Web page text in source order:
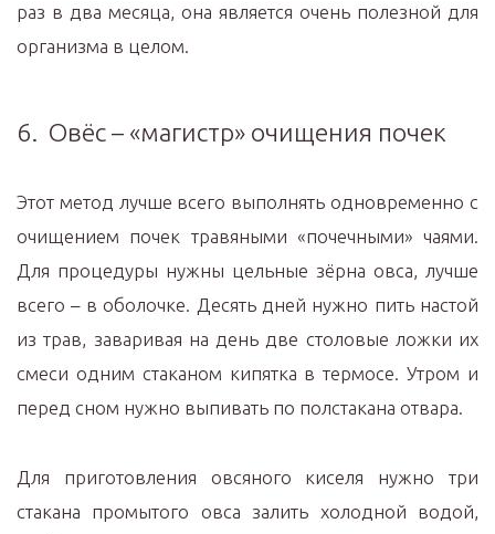
раз в два месяца, она является очень полезной для
организма в целом.
6. Овёс – «магистр» очищения почек
Этот метод лучше всего выполнять одновременно с
очищением почек травяными «почечными» чаями.
Для процедуры нужны цельные зёрна овса, лучше
всего – в оболочке. Десять дней нужно пить настой
из трав, заваривая на день две столовые ложки их
смеси одним стаканом кипятка в термосе. Утром и
перед сном нужно выпивать по полстакана отвара.
Для приготовления овсяного киселя нужно три
стакана промытого овса залить холодной водой,